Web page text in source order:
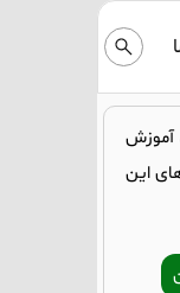
آموزش
این